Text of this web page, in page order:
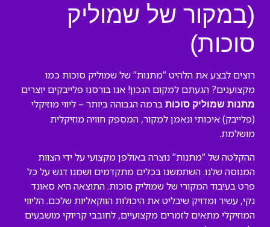
(במקור של שמוליק
סוכות)
רוצים לבצע את הלהיט “מתנות” של שמוליק סוכות כמו
מקצוענים? הגעתם למקום הנכון! אנו בורסנו פלייבקים יוצרים
מתנות שמוליק סוכות ברמה הגבוהה ביותר – ליווי מוזיקלי
(פלייבק) איכותי ונאמן למקור, המספק חוויה מוזיקלית
מושלמת.
ההקלטה של “מתנות” נוצרה באולפן מקצועי על ידי הצוות
המנוסה שלנו. השתמשנו בכלים מתקדמים ושמנו דגש על כל
פרט בעיבוד המקורי של שמוליק סוכות. התוצאה היא סאונד
נקי, עשיר ומדויק שיבליט את היכולות הווקאליות שלכם. הליווי
המוזיקלי מתאים לזמרים מקצועיים, לחובבי קריוקי מושבעים